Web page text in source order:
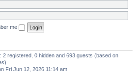
me
2 registered, 0 hidden and 693 guests (based on
Fri Jun 12, 2026 11:14 am